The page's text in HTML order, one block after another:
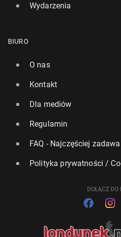
Wydarzenia
BIURO
O nas
Kontakt
Dla mediów
Regulamin
FAQ - Najczęściej
Polityka prywatności /
DOŁĄCZ DO